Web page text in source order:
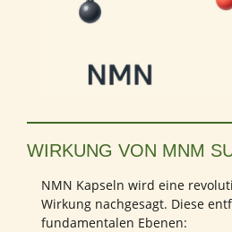
WIRKUNG VON MNM
NMN Kapseln wird eine
Wirkung nachgesagt. Diese
fundamentalen Ebenen: